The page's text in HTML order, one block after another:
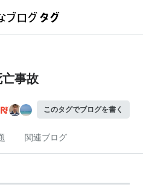
事故
このタグでブログを書く
関連ブログ